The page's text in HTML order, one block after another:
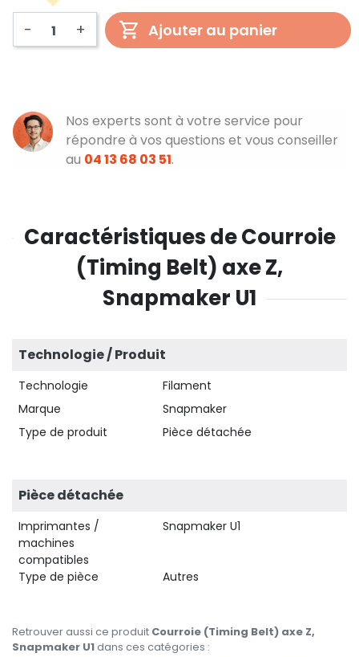
- + Ajouter au panier
Nos experts sont à votre service pour
répondre à vos questions et vous conseiller
au 04 13 68 03 51.
Caractéristiques de Courroie
(Timing Belt) axe Z,
Snapmaker U1
Technologie / Produit
Technologie
Filament
Marque
Snapmaker
Type de produit
Pièce détachée
Pièce détachée
Imprimantes /
machines
compatibles
Snapmaker U1
Type de pièce Autres
Retrouver aussi ce produit Courroie (Timing Belt) axe Z,
Snapmaker U1dans ces catégories :